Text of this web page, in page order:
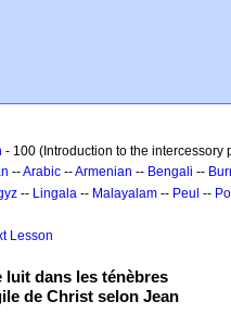
- 100 (Introduction to the intercessory
--Arabic --Armenian -- Bengali --
-- Lingala -- Malayalam -- Peul --
Lesson
luit dans les ténèbres
de Christ selon Jean